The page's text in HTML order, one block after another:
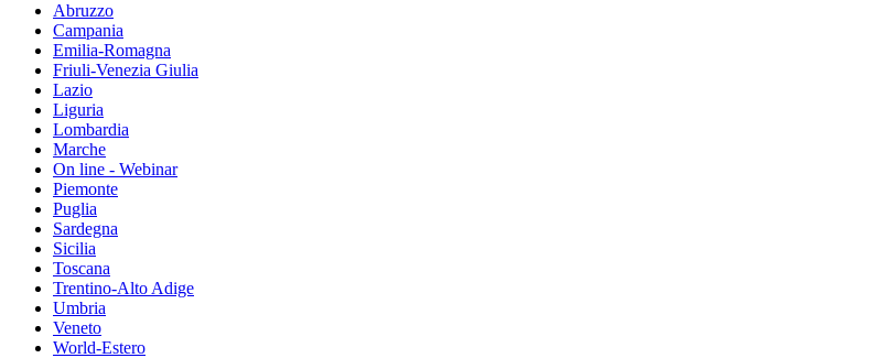
Abruzzo
Campania
Emilia-Romagna
Friuli-Venezia Giulia
Lazio
Liguria
Lombardia
Marche
On line - Webinar
Piemonte
Puglia
Sardegna
Sicilia
Toscana
Trentino-Alto Adige
Umbria
Veneto
World-Estero